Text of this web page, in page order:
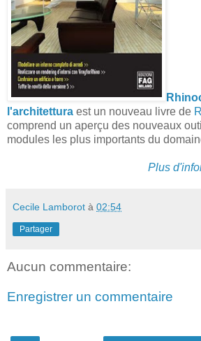
l'architettura est un nouveau livre de
comprend un aperçu des nouveaux
modules les plus importants du
Plus
Cecile Lamborot à 02:54
Partager
Aucun commentaire:
Enregistrer un commentaire